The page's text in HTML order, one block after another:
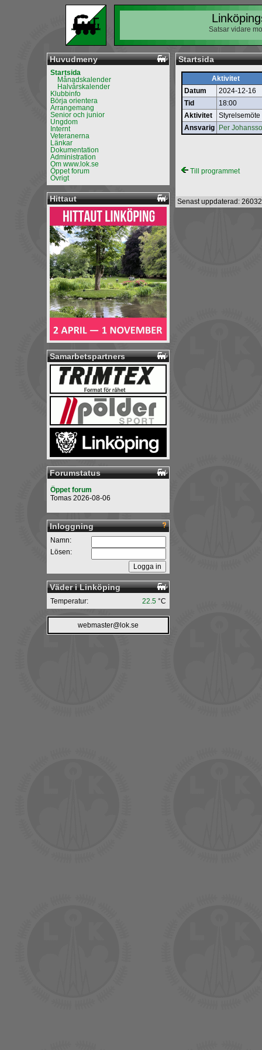
Satsar vidare
Huvudmeny
Startsida
Månadskalender
Halvårskalender
Klubbinfo
Börja orientera
Arrangemang
Senior och junior
Ungdom
Internt
Veteranerna
Länkar
Dokumentation
Administration
Om www.lok.se
Öppet forum
Övrigt
Hittaut
Samarbetspartners
Forumstatus
Öppet forum
Tomas 2026-08-06
Inloggning
Namn:
Lösen:
Väder i Linköping
22.5 °C
Temperatur:
webmaster@lok.se
Startsida
Aktivitet
Datum
2024-12-16
Tid
18:00
Aktivitet
Styrelsemöte
Ansvarig
Per
Till programmet
Senast uppdaterad: